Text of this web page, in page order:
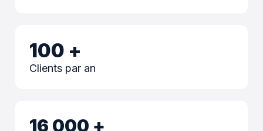
Clients par an
100 +
16 000 +